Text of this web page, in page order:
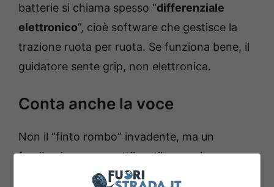
batterie si chiama spesso “differenziale
elettronico”, cioè software che gestisce la
trazione ruota per ruota. Se funziona bene, il
guidatore sente grip, non elettronica.
Conta anche la voce
Non il “finto rombo” invadente, ma un
feedback sonoro sottile, utile a capire cosa
stai facendo. L’ID. GTI Concept